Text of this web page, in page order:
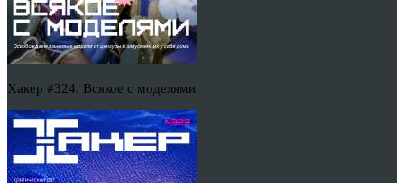
Хакер #324. Всякое с моделями